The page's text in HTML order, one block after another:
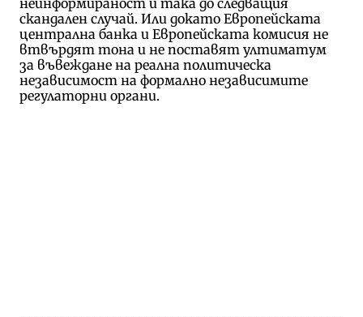
скандален случай. Или докато Европейската
централна банка и Европейската комисия не
втвърдят тона и не поставят ултиматум
за въвеждане на реална политическа
независимост на формално независимите
регулаторни органи.